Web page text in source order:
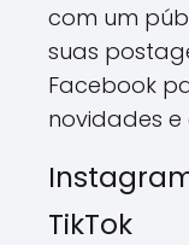
com um
suas
Facebook
novidades e
TikTok